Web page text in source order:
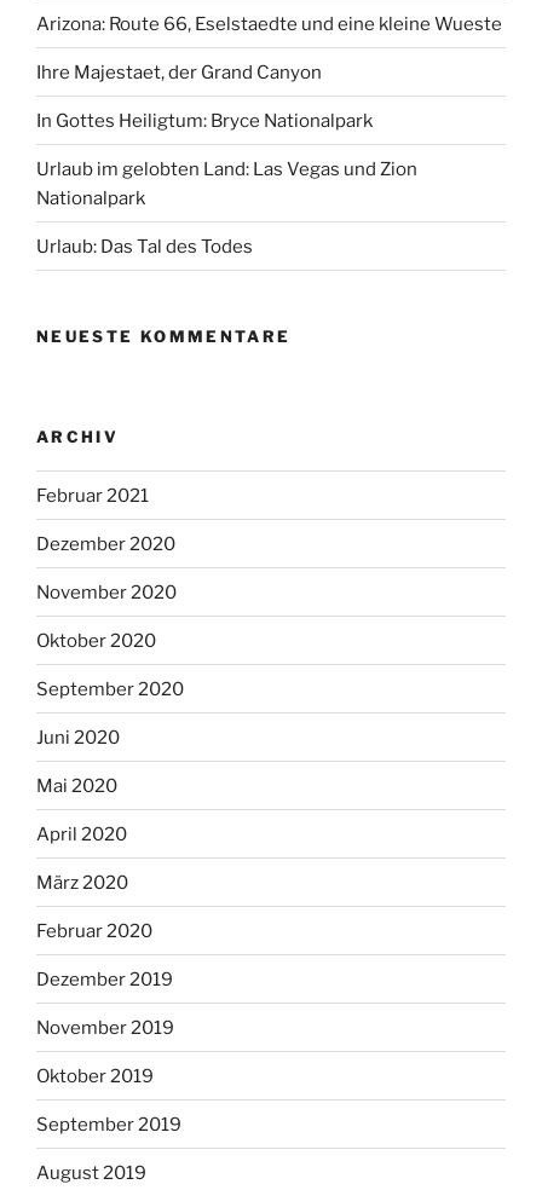
Arizona: Route 66, Eselstaedte und eine kleine Wueste
Ihre Majestaet, der Grand Canyon
In Gottes Heiligtum: Bryce Nationalpark
Urlaub im gelobten Land: Las Vegas und Zion
Nationalpark
Urlaub: Das Tal des Todes
NEUESTE KOMMENTARE
ARCHIV
Februar 2021
Dezember 2020
November 2020
Oktober 2020
September 2020
Juni 2020
Mai 2020
April 2020
März 2020
Februar 2020
Dezember 2019
November 2019
Oktober 2019
September 2019
August 2019